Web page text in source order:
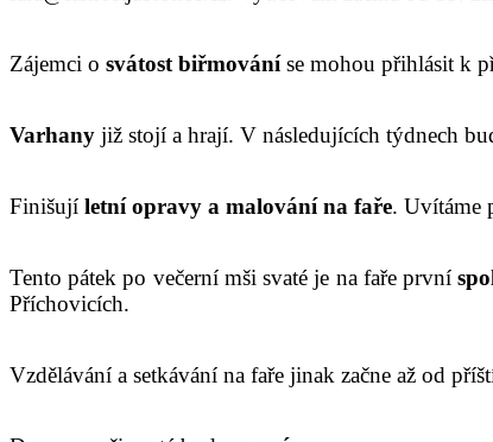
Zájemci o svátost biřmováníse mohou přihlásit k
Varhany již stojí a hrají. V následujících týdnech
Finišují letní opravy a malování na faře. Uvítáme
Tento pátek po večerní mši svaté je na faře první
Příchovicích.
Vzdělávání a setkávání na faře jinak začne až od